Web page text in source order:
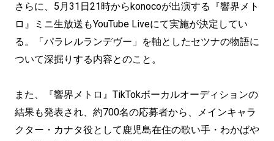
さらに、5月31日21時からkonocoが出演する『響界メト
ロ』ミニ生放送もYouTube Liveにて実施が決定してい
る。「パラレルランデヴー」を軸としたセツナの物語に
ついて深掘りする内容とのこと。
また、『響界メトロ』TikTokボーカルオーディションの
結果も発表され、約700名の応募者から、メインキャラ
クター・カナタ役として鹿児島在住の歌い手・わかばや